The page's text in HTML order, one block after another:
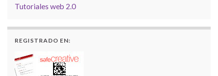
Tutoriales web 2.0
REGISTRADO EN: